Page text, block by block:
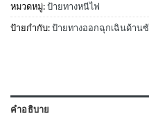
หมวดหมู่:ป้ายทางหนีไฟ
ป้ายกำกับ:ป้ายทางออกฉุกเฉินด้าน
คำอธิบาย